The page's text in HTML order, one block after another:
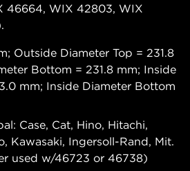
46664, WIX 42803, WIX
Outside Diameter Top = 231.8
Bottom = 231.8 mm; Inside
mm; Inside Diameter Bottom
Case, Cat, Hino, Hitachi,
Kawasaki, Ingersoll-Rand, Mit.
used w/46723 or 46738)